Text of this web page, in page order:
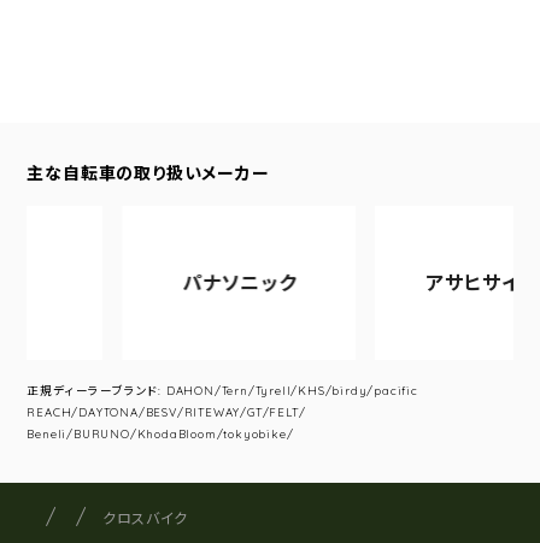
主な自転車の取り扱いメーカー
パナソニック アサヒサイクル
正規ディーラーブランド: DAHON/Tern/Tyrell/KHS/birdy/pacific
REACH/DAYTONA/BESV/RITEWAY/GT/FELT/
Beneli/BURUNO/KhodaBloom/tokyobike/
サイト内の現在地
サイクルショップナカゴヤ
クロスバイク